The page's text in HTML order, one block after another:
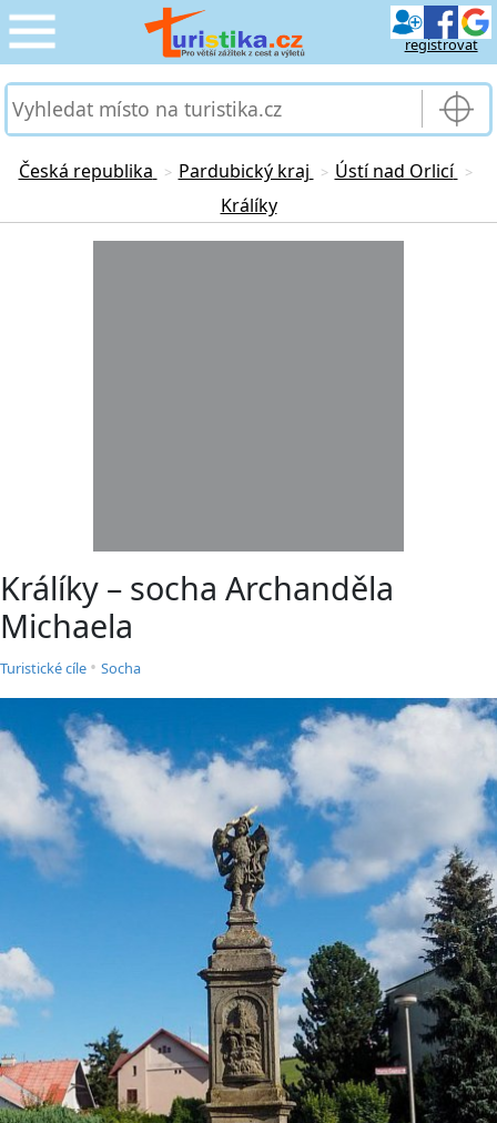
registrovat
CESTOVÁNÍ
SLUŽBY & DOPRAVA
Česká republika > Pardubický kraj > Ústí nad Orlicí >
Králíky
Králíky – socha Archanděla
Michaela
Turistické cíle • Socha